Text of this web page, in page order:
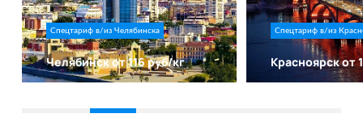
Спецтариф в/из Челябинска
Челябинск от 116 руб/кг
Спецтариф в/из
Красноярск от